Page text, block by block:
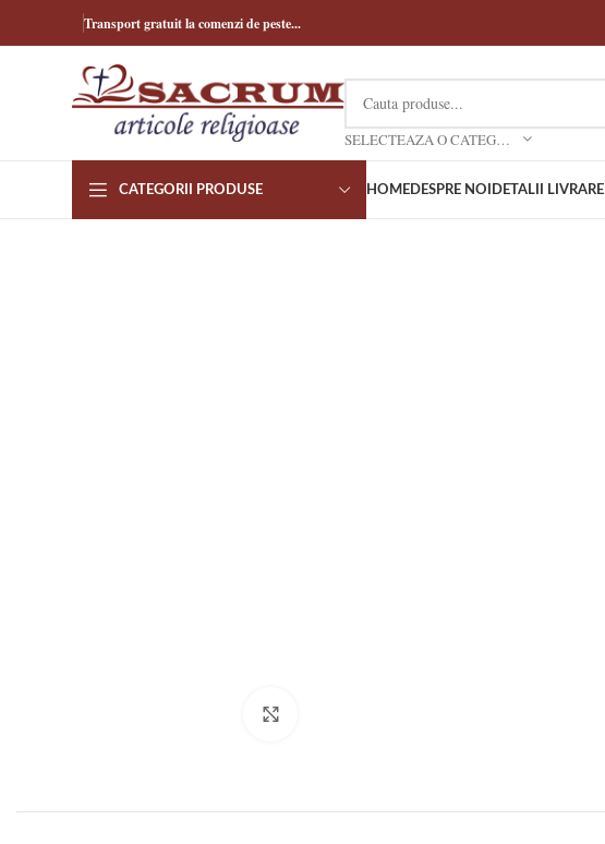
Transport gratuit la comenzi de peste...
SELECTEAZA O CATEGORIE
CATEGORII PRODUSE HOME DESPRE NOI DETALII LIVRARE